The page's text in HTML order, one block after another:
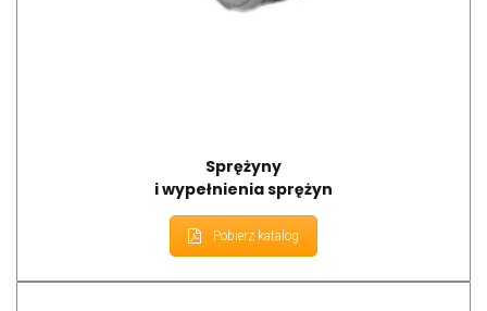
Sprężyny
i wypełnienia sprężyn
Pobierz katalog